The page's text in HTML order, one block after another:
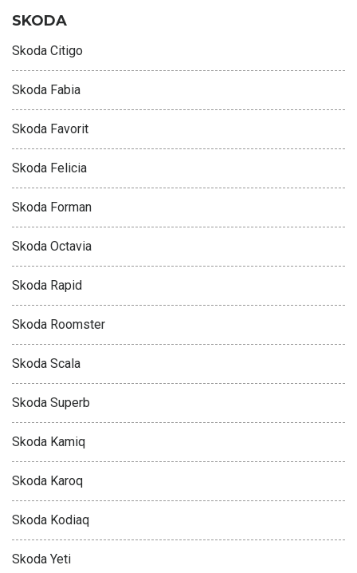
SKODA
Skoda Citigo
Skoda Fabia
Skoda Favorit
Skoda Felicia
Skoda Forman
Skoda Octavia
Skoda Rapid
Skoda Roomster
Skoda Scala
Skoda Superb
Skoda Kamiq
Skoda Karoq
Skoda Kodiaq
Skoda Yeti